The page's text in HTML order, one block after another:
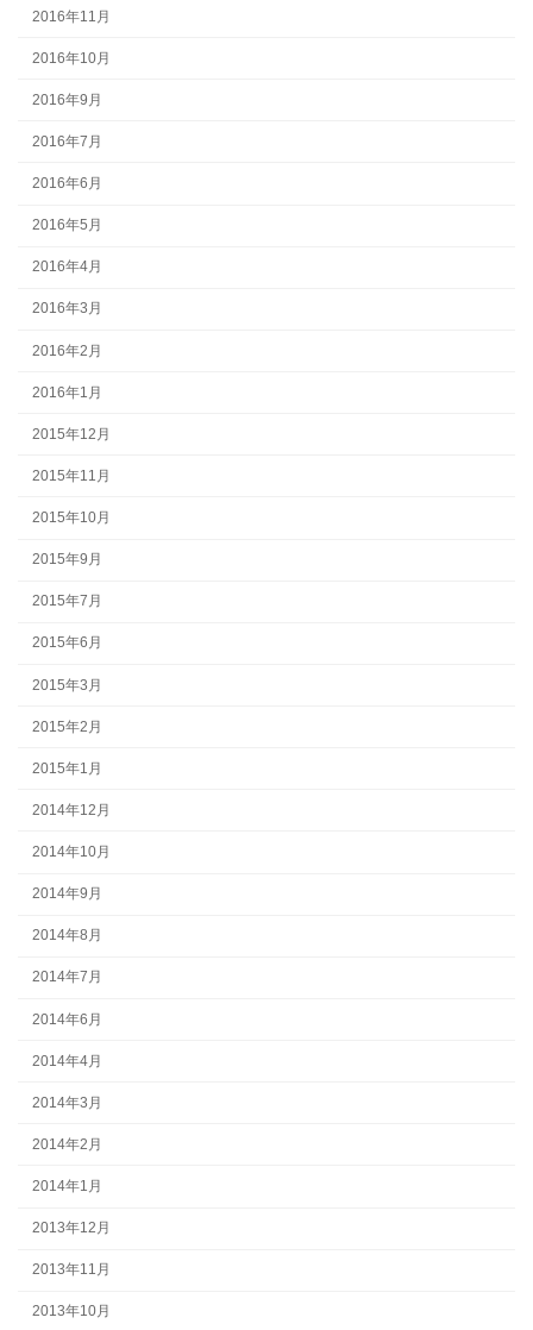
2016年11月
2016年10月
2016年9月
2016年7月
2016年6月
2016年5月
2016年4月
2016年3月
2016年2月
2016年1月
2015年12月
2015年11月
2015年10月
2015年9月
2015年7月
2015年6月
2015年3月
2015年2月
2015年1月
2014年12月
2014年10月
2014年9月
2014年8月
2014年7月
2014年6月
2014年4月
2014年3月
2014年2月
2014年1月
2013年12月
2013年11月
2013年10月